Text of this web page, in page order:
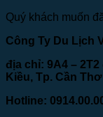
Quý khách muốn
Công Ty Du Lịch
địa chỉ: 9A4 –
Kiều, Tp. Cần Thơ
Hotline: